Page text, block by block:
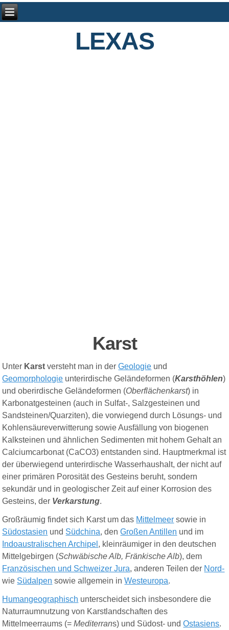
LEXAS
Karst
Unter Karst versteht man in derGeologie und
Geomorphologie unterirdische Geländeformen (Karsthöhlen)
und oberirdische Geländeformen (Oberflächenkarst) in
Karbonatgesteinen (auch in Sulfat-, Salzgesteinen und
Sandsteinen/Quarziten), die vorwiegend durch Lösungs- und
Kohlensäureverwitterung sowie Ausfällung von biogenen
Kalksteinen und ähnlichen Sedimenten mit hohem Gehalt an
Calciumcarbonat (CaCO3) entstanden sind. Hauptmerkmal ist
der überwiegend unterirdische Wasserhaushalt, der nicht auf
einer primären Porosität des Gesteins beruht, sondern
sekundär und in geologischer Zeit auf einer Korrosion des
Gesteins, der Verkarstung.
Großräumig findet sich Karst um das Mittelmeer sowie in
Südostasien und Südchina, denGroßen Antillen und im
Indoaustralischen Archipel , kleinräumiger in den deutschen
Mittelgebirgen (Schwäbische Alb, Fränkische Alb), dem
Französischen und Schweizer Jura, anderen Teilen der Nord-
wie Südalpen sowie allgemein inWesteuropa.
Humangeographisch unterscheidet sich insbesondere die
Naturraumnutzung von Karstlandschaften des
Mittelmeerraums (=Mediterrans) und Südost- undOstasiens.